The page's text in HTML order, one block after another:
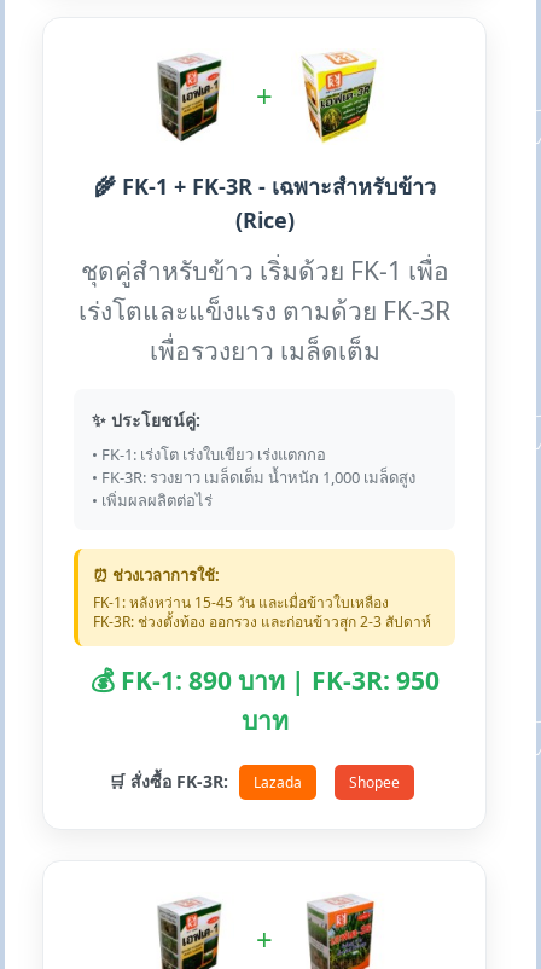
+
🌾 FK-1 + FK-3R - เฉพาะสำหรับข้าว
(Rice)
ชุดคู่สำหรับข้าว เริ่มด้วย FK-1 เพื่อ
เร่งโตและแข็งแรง ตามด้วย FK-3R
เพื่อรวงยาว เมล็ดเต็ม
✨ ประโยชน์คู่:
• FK-1: เร่งโต เร่งใบเขียว เร่งแตกกอ
• FK-3R: รวงยาว เมล็ดเต็ม น้ำหนัก 1,000 เมล็ดสูง
• เพิ่มผลผลิตต่อไร่
⏰ ช่วงเวลาการใช้:
FK-1: หลังหว่าน 15-45 วัน และเมื่อข้าวใบเหลือง
FK-3R: ช่วงตั้งท้อง ออกรวง และก่อนข้าวสุก 2-3 สัปดาห์
💰 FK-1: 890 บาท | FK-3R: 950
บาท
🛒 สั่งซื้อ FK-3R: Lazada Shopee
+